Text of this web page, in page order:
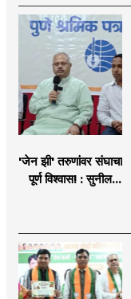
'जेन झी' तरुणांवर संघाचा
पूर्ण विश्वास! : सुनील